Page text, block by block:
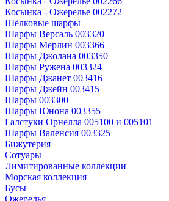
Косынка - Ожерелье 002272
Шёлковые шарфы
Шарфы Версаль 003320
Шарфы Мерлин 003366
Шарфы Джолана 003350
Шарфы Ружена 003324
Шарфы Джанет 003416
Шарфы Джейн 003415
Шарфы 003300
Шарфы Юнона 003355
Галстуки Орнелла 005100 и 005101
Шарфы Валенсия 003325
Бижутерия
Сотуары
Лимитированные коллекции
Морская коллекция
Бусы
Ожерелья